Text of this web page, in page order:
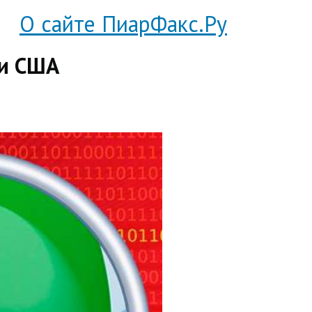
О сайте ПиарФакс.Ру
США